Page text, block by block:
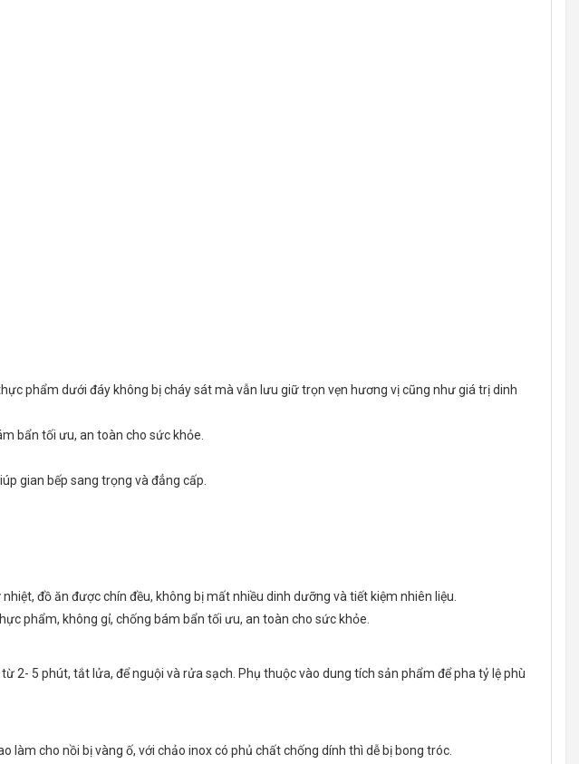
phẩm dưới đáy không bị cháy sát mà vẫn lưu giữ trọn vẹn hương vị cũng như giá trị dinh
bẩn tối ưu, an toàn cho sức khỏe.
gian bếp sang trọng và đẳng cấp.
đồ ăn được chín đều, không bị mất nhiều dinh dưỡng và tiết kiệm nhiên liệu.
phẩm, không gỉ, chống bám bẩn tối ưu, an toàn cho sức khỏe.
2- 5 phút, tắt lửa, để nguội và rửa sạch. Phụ thuộc vào dung tích sản phẩm để pha tỷ lệ phù
cho nồi bị vàng ố, với chảo inox có phủ chất chống dính thì dễ bị bong tróc.